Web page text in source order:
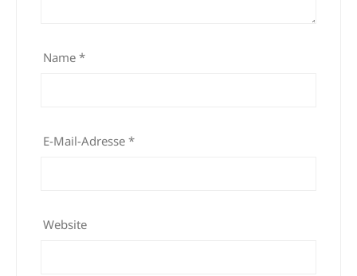
Name *
E-Mail-Adresse *
Website